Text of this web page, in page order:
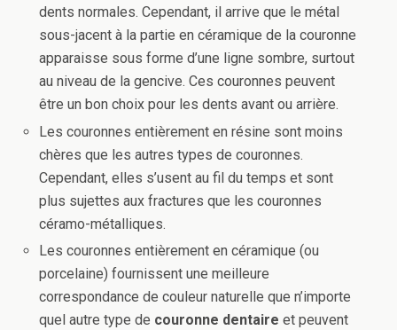
dents normales. Cependant, il arrive que le métal
sous-jacent à la partie en céramique de la couronne
apparaisse sous forme d’une ligne sombre, surtout
au niveau de la gencive. Ces couronnes peuvent
être un bon choix pour les dents avant ou arrière.
Les couronnes entièrement en résine sont moins
chères que les autres types de couronnes.
Cependant, elles s’usent au fil du temps et sont
plus sujettes aux fractures que les couronnes
céramo-métalliques.
Les couronnes entièrement en céramique (ou
porcelaine) fournissent une meilleure
correspondance de couleur naturelle que n’importe
quel autre type de couronne dentaire et peuvent